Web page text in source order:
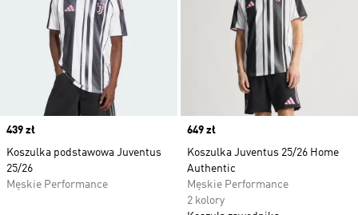
Price
439 zł
Koszulka podstawowa Juventus
25/26
Męskie Performance
Price
649 zł
Koszulka Juventus 25/26 Home
Authentic
Męskie Performance
2 kolory